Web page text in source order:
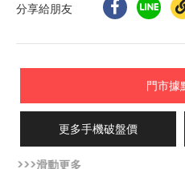
分享給朋友
門市據
更多手機破盤價